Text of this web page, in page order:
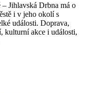
– Jihlavská Drbna má o
i v jeho okolí s
události. Doprava,
kulturní akce i události,